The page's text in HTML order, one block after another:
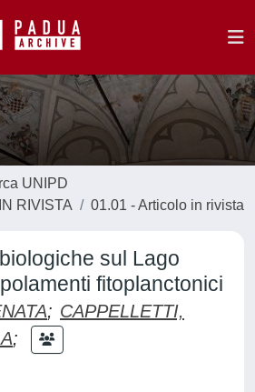
UNIPD
RIVISTA
01.01 - Articolo in rivista
sul Lago
fitoplanctonici
; CAPPELLETTI,
;